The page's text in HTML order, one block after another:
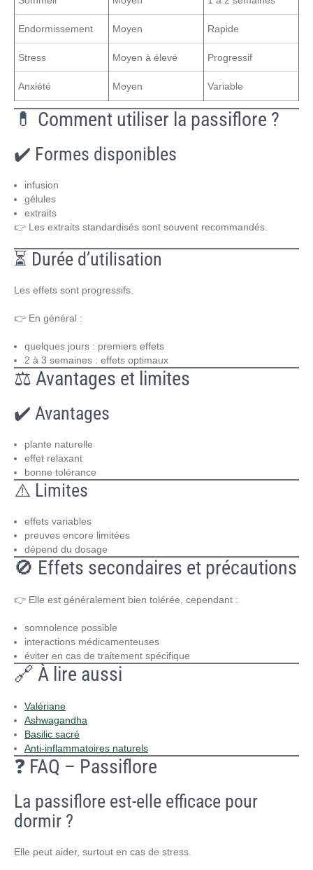
Endormissement Moyen Rapide
Stress Moyen à élevé Progressif
Anxiété Moyen Variable
💊 Comment utiliser la passiflore ?
✔️ Formes disponibles
infusion
gélules
extraits
👉 Les extraits standardisés sont souvent recommandés.
⏳ Durée d’utilisation
Les effets sont progressifs.
👉 En général :
quelques jours : premiers effets
2 à 3 semaines : effets optimaux
⚖️ Avantages et limites
✔️ Avantages
plante naturelle
effet relaxant
bonne tolérance
⚠️ Limites
effets variables
preuves encore limitées
dépend du dosage
🚫 Effets secondaires et précautions
👉 Elle est généralement bien tolérée, cependant :
somnolence possible
interactions médicamenteuses
éviter en cas de traitement spécifique
🔗 À lire aussi
Valériane
Ashwagandha
Basilic sacré
Anti-inflammatoires naturels
❓ FAQ – Passiflore
La passiflore est-elle efficace pour
dormir ?
Elle peut aider, surtout en cas de stress.